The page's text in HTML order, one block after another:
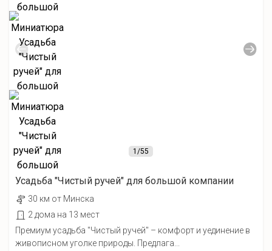
1/55
Усадьба "Чистый ручей" для большой компании
30 км от Минска
2 дома на 13 мест
Премиум усадьба "Чистый ручей" – комфорт и уединение в
живописном уголке природы. Предлага...